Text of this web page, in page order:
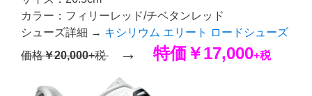
カラー：フィリーレッド/チベタンレッド
シューズ詳細 → キシリウム エリート ロードシューズ
価格￥20,000+税 → 特価￥17,000+税